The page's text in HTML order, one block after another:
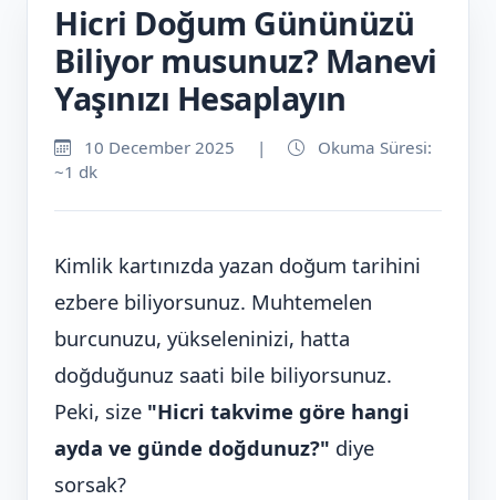
Hicri Doğum Gününüzü
Biliyor musunuz? Manevi
Yaşınızı Hesaplayın
10 December 2025 |
Okuma Süresi:
~1 dk
Kimlik kartınızda yazan doğum tarihini
ezbere biliyorsunuz. Muhtemelen
burcunuzu, yükseleninizi, hatta
doğduğunuz saati bile biliyorsunuz.
Peki, size "Hicri takvime göre hangi
ayda ve günde doğdunuz?" diye
sorsak?